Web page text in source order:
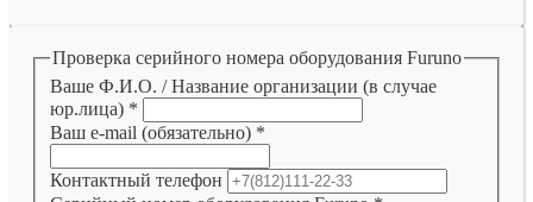
Проверка серийного номера оборудования Furuno
Ваше Ф.И.О. / Название организации (в случае
юр.лица) *
Ваш e-mail (обязательно) *
Контактный телефон